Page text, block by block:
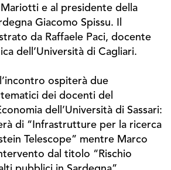
Mariotti e al presidente della
Giacomo Spissu. Il
da Raffaele Paci, docente
dell’Università di Cagliari.
ospiterà due
dei docenti del
dell’Università di Sassari:
di “Infrastrutture per la ricerca
Telescope” mentre Marco
dal titolo “Rischio